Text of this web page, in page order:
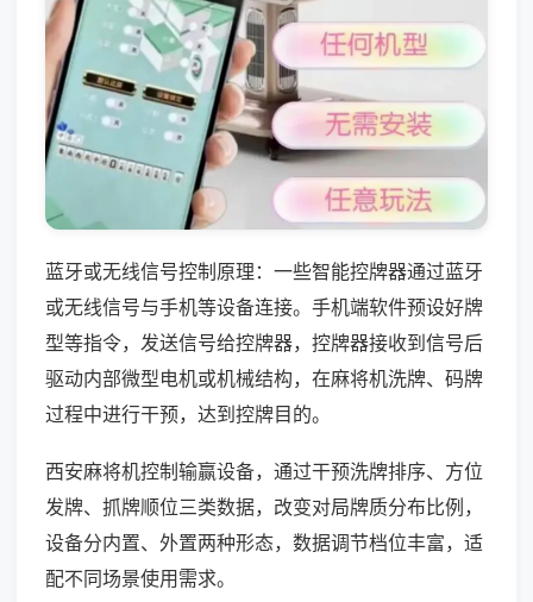
蓝牙或无线信号控制原理：一些智能控牌器通过蓝牙
或无线信号与手机等设备连接。手机端软件预设好牌
型等指令，发送信号给控牌器，控牌器接收到信号后
驱动内部微型电机或机械结构，在麻将机洗牌、码牌
过程中进行干预，达到控牌目的。
西安麻将机控制输赢设备，通过干预洗牌排序、方位
发牌、抓牌顺位三类数据，改变对局牌质分布比例，
设备分内置、外置两种形态，数据调节档位丰富，适
配不同场景使用需求。